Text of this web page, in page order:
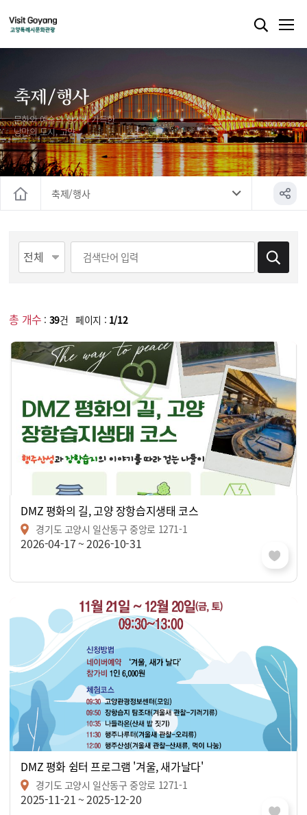
축제/행사
문화와 예술의 향기가 가득한
낭만의 도시, 고양
축제/행사
총 개수 : 39건 페이지 : 1/12
DMZ 평화의 길, 고양 장항습지생태 코스
경기도 고양시 일산동구 중앙로 1271-1
2026-04-17 ~ 2026-10-31
DMZ 평화 쉼터 프로그램 '겨울, 새가날다'
경기도 고양시 일산동구 중앙로 1271-1
2025-11-21 ~ 2025-12-20